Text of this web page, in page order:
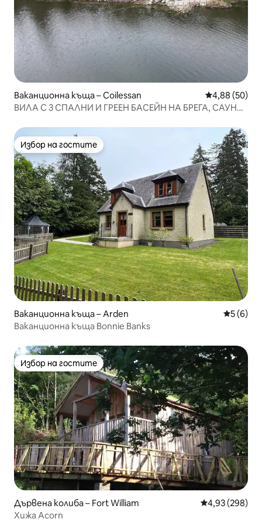
Ваканционна къща – Coilessan Средна
4,88 (50)
ВИЛА С 3 СПАЛНИ И ГРЕЕН БАСЕЙН НА БРЕГА, САУНА,
Избор на гостите
Избор на гостите
Ваканционна къща – Arden Средна
5 (6)
Ваканционна къща Bonnie Banks
Избор на гостите
Избор на гостите
Дървена колиба – Fort William Средна
4,93 (298)
Хижа Acorn